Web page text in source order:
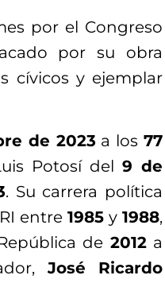
por el Congreso
por su obra
cívicos y ejemplar
de 2023 a los 77
Potosí del 9 de
. Su carrera política
entre 1985 y 1988,
de 2012a
José Ricardo